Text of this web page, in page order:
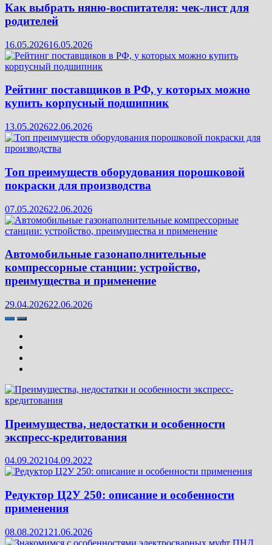
Как выбрать няню-воспитателя: чек‑лист для
родителей
16.05.202616.05.2026
Рейтинг поставщиков в РФ, у которых можно
купить корпусный подшипник
13.05.202622.06.2026
Топ преимуществ оборудования порошковой
покраски для производства
07.05.202622.06.2026
Автомобильные газонаполнительные
компрессорные станции: устройство,
преимущества и применение
29.04.202622.06.2026
Преимущества, недостатки и особенности
экспресс-кредитования
04.09.202104.09.2022
Редуктор Ц2У 250: описание и особенности
применения
08.08.2021 21.06.2026